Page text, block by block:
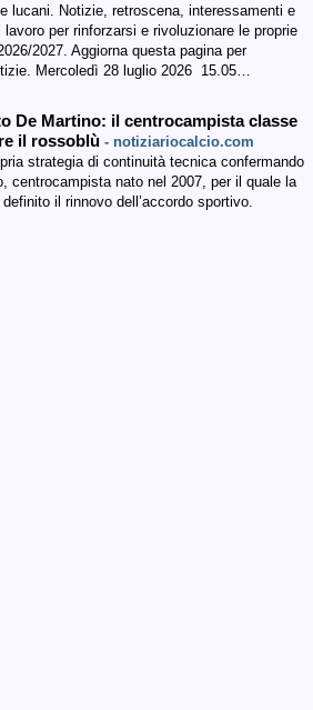
lucani. Notizie, retroscena, interessamenti e
per rinforzarsi e rivoluzionare le proprie
2027. Aggiorna questa pagina per
Mercoledì 28 luglio 2026 15.05…
De Martino: il centrocampista classe
il rossoblù - notiziariocalcio.com
strategia di continuità tecnica confermando
centrocampista nato nel 2007, per il quale la
il rinnovo dell’accordo sportivo.